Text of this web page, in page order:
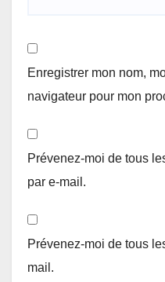
Enregistrer mon nom,
navigateur pour mon
Prévenez-moi de tous
par e-mail.
Prévenez-moi de tous
mail.